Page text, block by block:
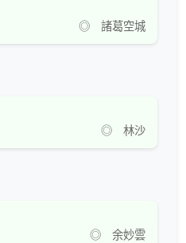
◎ 諸葛空城
◎ 林沙
◎ 余妙雲